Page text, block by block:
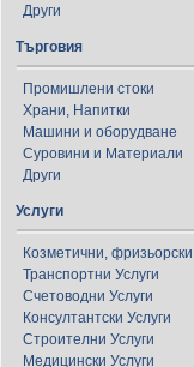
Други
Търговия
Промишлени стоки
Храни, Напитки
Машини и оборудване
Суровини и Материали
Други
Услуги
Козметични, фризьорски
Транспортни Услуги
Счетоводни Услуги
Консултантски Услуги
Строителни Услуги
Медицински Услуги